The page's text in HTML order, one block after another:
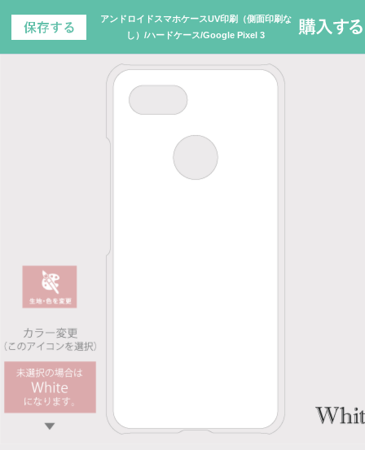
アンドロイドスマホケースUV印刷（側面印刷な
し）/ハードケース/Google Pixel 3